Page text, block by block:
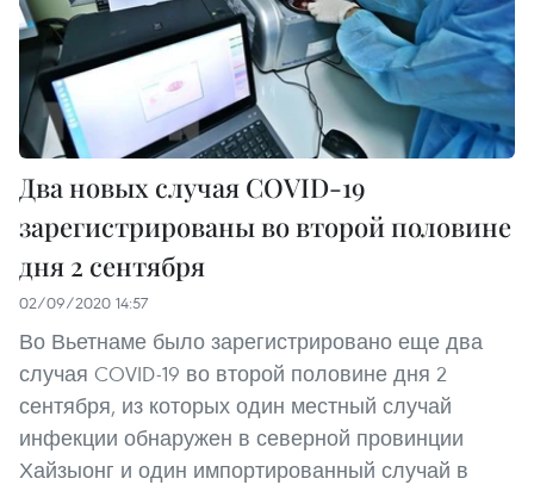
Два новых случая COVID-19
зарегистрированы во второй половине
дня 2 сентября
02/09/2020 14:57
Во Вьетнаме было зарегистрировано еще два
случая COVID-19 во второй половине дня 2
сентября, из которых один местный случай
инфекции обнаружен в северной провинции
Хайзыонг и один импортированный случай в